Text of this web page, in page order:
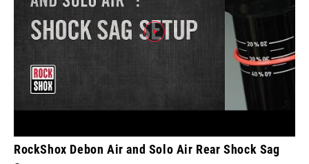
RockShox Debon Air and Solo Air Rear Shock Sag